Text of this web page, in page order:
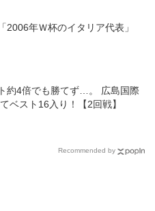
2006年Ｗ杯のイタリア代表」
約4倍でも勝てず…。 広島国際
ベスト16入り！【2回戦】
Recommended by